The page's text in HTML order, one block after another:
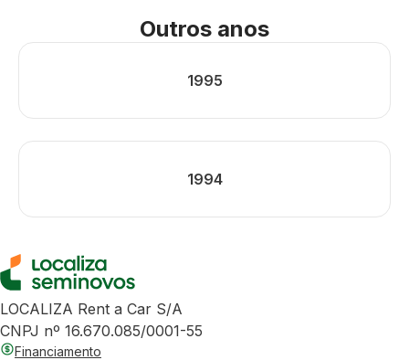
Outros anos
1995
1994
LOCALIZA Rent a Car S/A
CNPJ nº 16.670.085/0001-55
Financiamento